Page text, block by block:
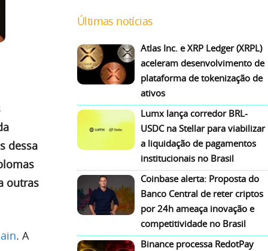
dessa
outras
. A
Últimas notícias
Atlas Inc. e XRP Ledger (XRPL)
aceleram desenvolvimento de
plataforma de tokenização de
ativos
Lumx lança corredor BRL-
USDC na Stellar para viabilizar
a liquidação de pagamentos
institucionais no Brasil
Coinbase alerta: Proposta do
Banco Central de reter criptos
por 24h ameaça inovação e
competitividade no Brasil
Binance processa RedotPay